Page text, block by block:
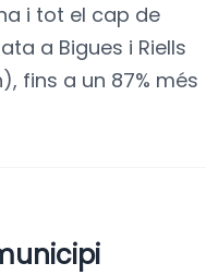
i tot el cap de
a Bigues i Riells
fins a un 87% més